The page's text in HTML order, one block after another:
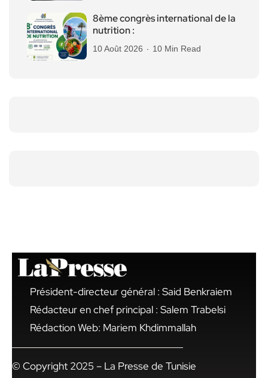
8ème congrès international de la
nutrition :
10 Août 2026 10 Min Read
Président-directeur général : Said Benkraiem
Rédacteur en chef principal : Salem Trabelsi
Rédaction Web: Mariem Khdimmallah
© Copyright 2025 – La Presse de Tunisie